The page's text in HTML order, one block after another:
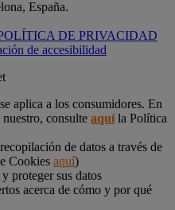
España.
DE PRIVACIDAD
de accesibilidad
aplica a los consumidores. En
consulte aquíla Política
de datos a través de
Cookies aquí)
proteger sus datos
acerca de cómo y por qué